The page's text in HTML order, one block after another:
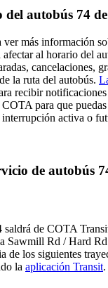
del autobús 74
ver más información
al horario del
cancelaciones,
la ruta del autobús.
recibir
para que
activa o
de autobús
saldrá de COTA
Sawmill Rd / Hard
de los siguientes
la aplicación Transit.